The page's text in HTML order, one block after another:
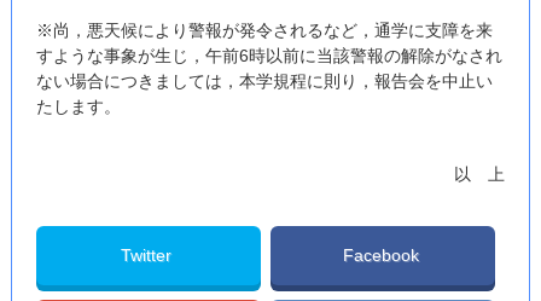
※尚，悪天候により警報が発令されるなど，通学に支障を来
すような事象が生じ，午前6時以前に当該警報の解除がなされ
ない場合につきましては，本学規程に則り，報告会を中止い
たします。
以 上
Twitter Facebook